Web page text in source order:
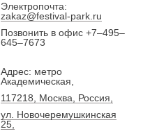
Электропочта:
zakaz@festival-park.ru
Позвонить в офис +7–495–
645–7673
Адрес: метро
Академическая,
117218, Москва, Россия,
ул. Новочеремушкинская
25,